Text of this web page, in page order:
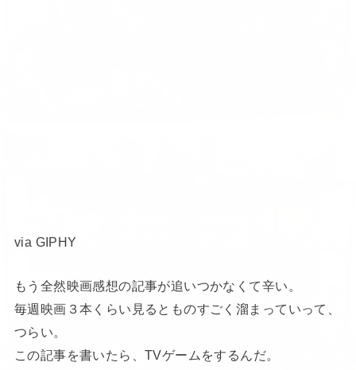
via GIPHY
もう全然映画感想の記事が追いつかなくて辛い。
毎週映画３本くらい見るとものすごく溜まっていって、
つらい。
この記事を書いたら、TVゲームをするんだ。